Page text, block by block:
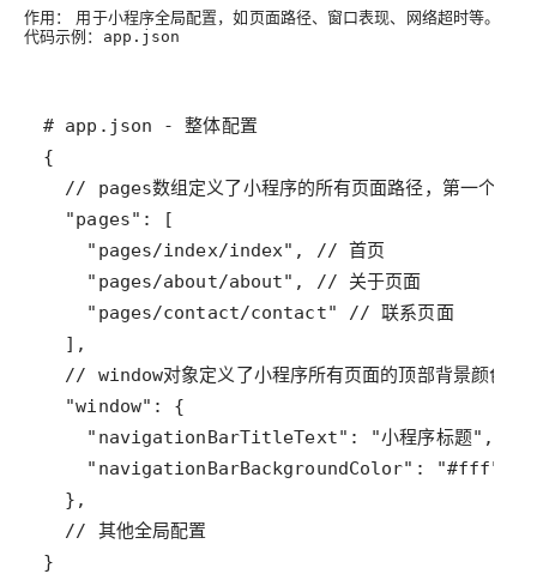
作用：
用于小程序全局配置，如页面路径、窗口表现、网络超时等。
代码示例：
app.json
    "pages/contact/contact" // 联系页面